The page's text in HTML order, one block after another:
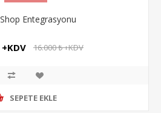
Entegrasyonu
16.000 ₺ +KDV
SEPETE EKLE